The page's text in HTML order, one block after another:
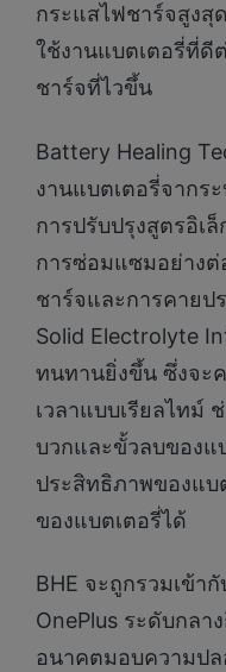
กระแสไฟชาร์จสูงสุ
ใช้งานแบตเตอรี่ที่ดี
ชาร์จที่ไวขึ้น
Battery Healing
งานแบตเตอรี่จากร
การปรับปรุงสูตรอิเ
การซ่อมแซมอย่างต่
ชาร์จและการคายป
Solid Electrolyte
ทนทานยิ่งขึ้น ซึ่งจะ
เวลาแบบเรียลไทม์
บวกและขั้วลบของแ
ประสิทธิภาพของแบ
ของแบตเตอรี่ได้
BHE จะถูกรวมเข้า
OnePlus ระดับกลา
อนาคตมอบความป